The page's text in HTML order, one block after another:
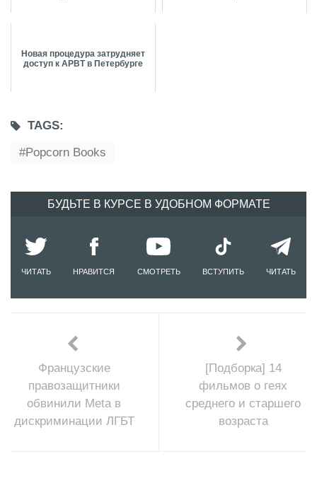
Новая процедура затрудняет
доступ к АРВТ в Петербурге
TAGS:
Popcorn Books
БУДЬТЕ В КУРСЕ В УДОБНОМ ФОРМАТЕ
ЧИТАТЬ НРАВИТСЯ СМОТРЕТЬ ВСТУПИТЬ ЧИТАТЬ
Французские
правозащитники
обвинили Meta в
дискриминации ЛГБТ
[Подборка] 14
фильмов о геях
среднего и старшего
возраста